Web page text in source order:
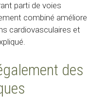
parti de voies
combiné améliore
cardiovasculaires et
des